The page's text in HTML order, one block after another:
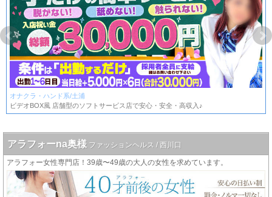
オナクラ・ハンド系/土浦
ビデオBOX風 店舗型のソフトサービス店で安心・安全・高収入♪
アラフォーna奥様 ファッションヘルス / 西川口
アラフォー女性専門店！39歳〜49歳の大人の女性を求めています。